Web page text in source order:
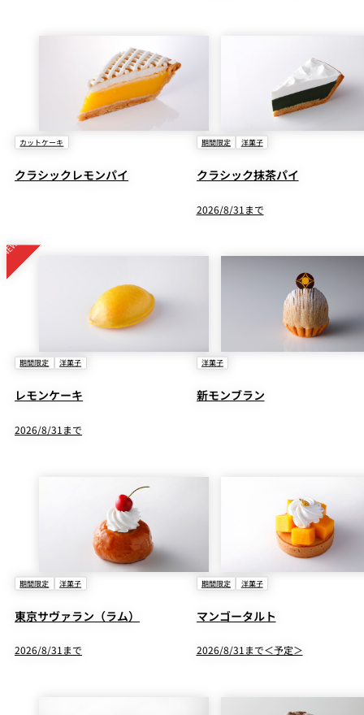
カットケーキ
クラシックレモンパイ
期間限定 洋菓子
クラシック抹茶パイ
2026/8/31まで
期間限定 洋菓子
レモンケーキ
2026/8/31まで
洋菓子
新モンブラン
期間限定 洋菓子
東京サヴァラン（ラム）
2026/8/31まで
期間限定 洋菓子
マンゴータルト
2026/8/31まで＜予定＞